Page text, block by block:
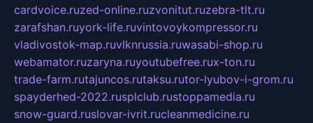
cardvoice.ruzed-online.ruzvonitut.ruzebra-tlt.ru
zarafshan.ruyork-life.ruvintovoykompressor.ru
vladivostok-map.ruvlknrussia.ruwasabi-shop.ru
webamator.ruzaryna.ruyoutubefree.rux-ton.ru
trade-farm.rutajuncos.rutaksu.rutor-lyubov-i-grom.ru
spayderhed-2022.rusplclub.rustoppamedia.ru
snow-guard.ruslovar-ivrit.rucleanmedicine.ru